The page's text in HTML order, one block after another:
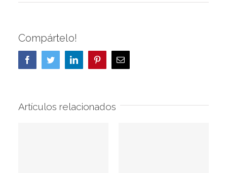
Compártelo!
FacebookTwitterLinkedInPinterestCorreo
electrónico
Artículos relacionados